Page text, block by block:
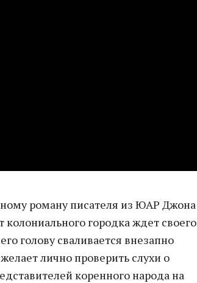
роману писателя из ЮАР Джона
колониального городка ждет своего
голову сваливается внезапно
лично проверить слухи о
коренного народа на